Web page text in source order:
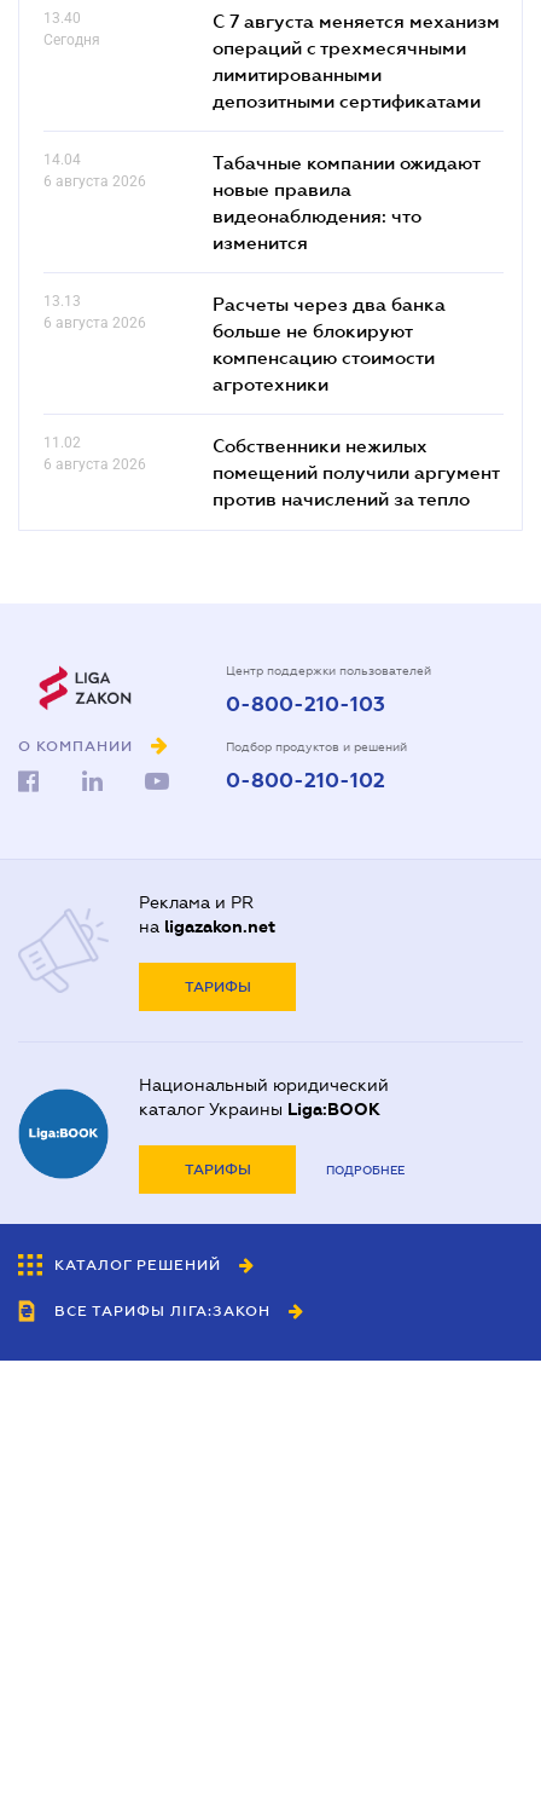
13.40
Сегодня
С 7 августа меняется механизм
операций с трехмесячными
лимитированными
депозитными сертификатами
14.04
6 августа 2026
Табачные компании ожидают
новые правила
видеонаблюдения: что
изменится
13.13
6 августа 2026
Расчеты через два банка
больше не блокируют
компенсацию стоимости
агротехники
11.02
6 августа 2026
Собственники нежилых
помещений получили аргумент
против начислений за тепло
О КОМПАНИИ
Центр поддержки пользователей
0-800-210-103
Подбор продуктов и решений
0-800-210-102
Реклама и PR
на ligazakon.net
ТАРИФЫ
Национальный юридический
каталог Украины Liga:BOOK
ТАРИФЫ ПОДРОБНЕЕ
КАТАЛОГ РЕШЕНИЙ
ВСЕ ТАРИФЫ ЛІГА:ЗАКОН